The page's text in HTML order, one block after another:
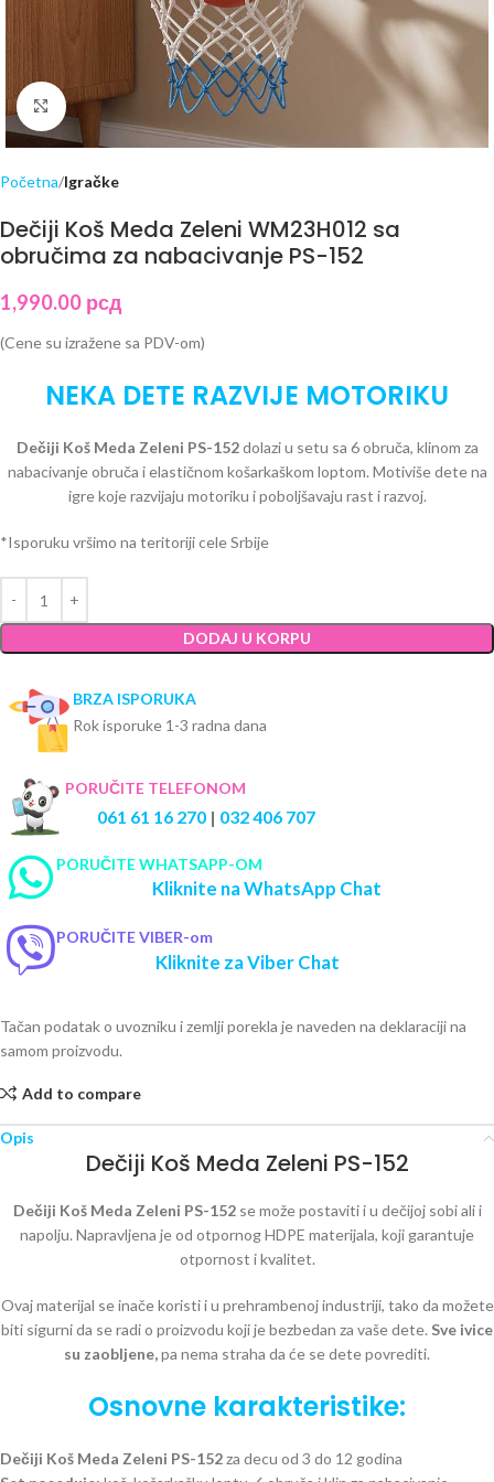
Click to enlarge
Početna Igračke
Dečiji Koš Meda Zeleni WM23H012 sa
obručima za nabacivanje PS-152
1,990.00 рсд
(Cene su izražene sa PDV-om)
NEKA DETE RAZVIJE MOTORIKU
Dečiji Koš Meda Zeleni PS-152dolazi u setu sa 6 obruča, klinom za
nabacivanje obruča i elastičnom košarkaškom loptom. Motiviše dete na
igre koje razvijaju motoriku i poboljšavaju rast i razvoj.
*Isporuku vršimo na teritoriji cele Srbije
DODAJ U KORPU
BRZA ISPORUKA
Rok isporuke 1-3 radna dana
PORUČITE TELEFONOM
061 61 16 270 | 032 406 707
PORUČITE WHATSAPP-OM
Kliknite na WhatsApp Chat
PORUČITE VIBER-om
Kliknite za Viber Chat
Tačan podatak o uvozniku i zemlji porekla je naveden na deklaraciji na
samom proizvodu.
Add to compare
Opis
Dečiji Koš Meda Zeleni PS-152
Dečiji Koš Meda Zeleni PS-152 se može postaviti i u dečijoj sobi ali i
napolju. Napravljena je od otpornog HDPE materijala, koji garantuje
otpornost i kvalitet.
Ovaj materijal se inače koristi i u prehrambenoj industriji, tako da možete
biti sigurni da se radi o proizvodu koji je bezbedan za vaše dete. Sve ivice
su zaobljene,pa nema straha da će se dete povrediti.
Osnovne karakteristike:
Dečiji Koš Meda Zeleni PS-152za decu od 3 do 12 godina